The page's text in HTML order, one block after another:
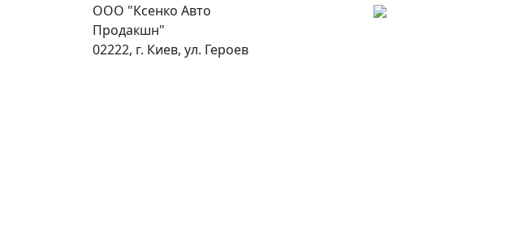
ООО "Ксенко Авто
Продакшн"
02222, г. Киев, ул. Героев